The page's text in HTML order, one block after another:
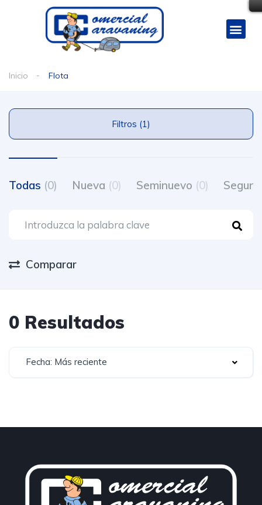
Inicio Flota
Filtros (1)
Todas (0) Nueva (0) Seminuevo (0)
Comparar
0 Resultados
Fecha: Más reciente